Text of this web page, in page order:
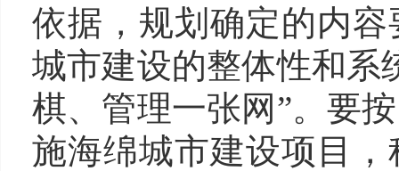
依据，规划确定的内
城市建设的整体性和系
棋、管理一张网”。要
施海绵城市建设项目